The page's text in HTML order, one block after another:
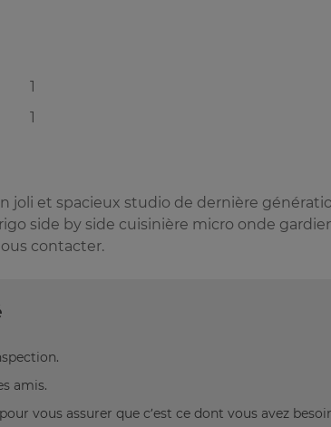
1
1
joli et spacieux studio de dernière
side by side cuisinière micro onde
contacter.
amis.
vous assurer que c’est ce dont vous avez